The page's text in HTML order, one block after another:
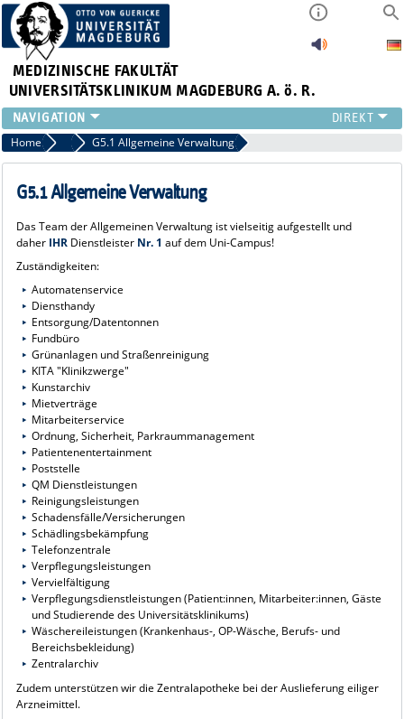
MEDIZINISCHE FAKULTÄT
UNIVERSITÄTSKLINIKUM MAGDEBURG A. ö. R.
INSTITUTE
KLINIKEN
ZENTRALE EINRICHTUNGEN
PRESSE
INTERNATIONAL
INTRANET
Home Geschäftsbereich Logistik und zentrale Dienstleistungen (G5)
G5.1 Allgemeine Verwaltung
G5.1 Allgemeine Verwaltung
Das Team der Allgemeinen Verwaltung ist vielseitig aufgestellt und
daher IHRDienstleister Nr. 1 auf dem Uni-Campus!
Zuständigkeiten:
Automatenservice
Diensthandy
Entsorgung/Datentonnen
Fundbüro
Grünanlagen und Straßenreinigung
KITA "Klinikzwerge"
Kunstarchiv
Mietverträge
Mitarbeiterservice
Ordnung, Sicherheit, Parkraummanagement
Patientenentertainment
Poststelle
QM Dienstleistungen
Reinigungsleistungen
Schadensfälle/Versicherungen
Schädlingsbekämpfung
Telefonzentrale
Verpflegungsleistungen
Vervielfältigung
Verpflegungsdienstleistungen (Patient:innen, Mitarbeiter:innen, Gäste
und Studierende des Universitätsklinikums)
Wäschereileistungen (Krankenhaus-, OP-Wäsche, Berufs- und
Bereichsbekleidung)
Zentralarchiv
Zudem unterstützen wir die Zentralapotheke bei der Auslieferung eiliger
Arzneimittel.